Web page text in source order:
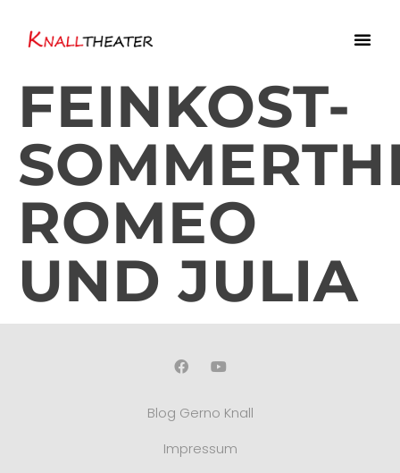
FEINKOST-
ROMEO
UND JULIA
Blog Gerno Knall
Impressum